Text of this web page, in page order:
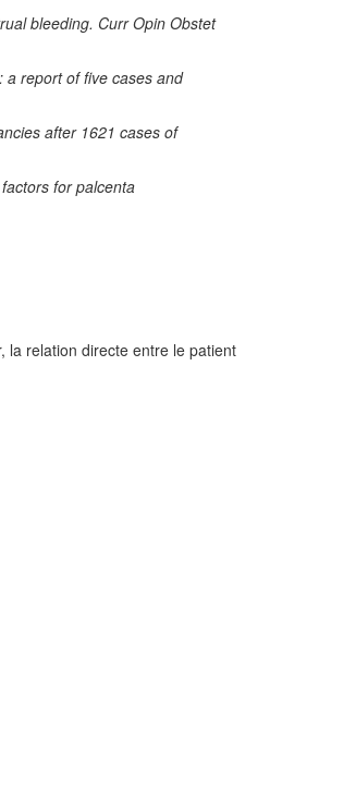
bleeding. Curr Opin Obstet
a report of five cases and
after 1621 cases of
for palcenta
la relation directe entre le patient